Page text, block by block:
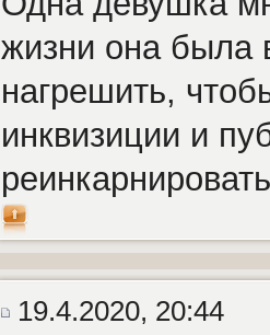
жизни она была
нагрешить,
инквизиции и
19.4.2020, 20:44